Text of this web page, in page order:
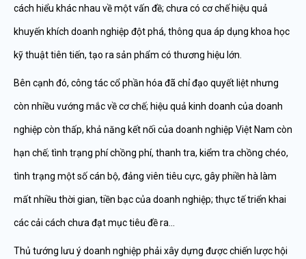
cách hiểu khác nhau về một vấn đề; chưa có cơ chế hiệu quả
khuyến khích doanh nghiệp đột phá, thông qua áp dụng khoa học
kỹ thuật tiên tiến, tạo ra sản phẩm có thương hiệu lớn.
Bên cạnh đó, công tác cổ phần hóa đã chỉ đạo quyết liệt nhưng
còn nhiều vướng mắc về cơ chế; hiệu quả kinh doanh của doanh
nghiệp còn thấp, khả năng kết nối của doanh nghiệp Việt Nam còn
hạn chế; tình trạng phí chồng phí, thanh tra, kiểm tra chồng chéo,
tình trạng một số cán bộ, đảng viên tiêu cực, gây phiền hà làm
mất nhiều thời gian, tiền bạc của doanh nghiệp; thực tế triển khai
các cải cách chưa đạt mục tiêu đề ra…
Thủ tướng lưu ý doanh nghiệp phải xây dựng được chiến lược hội